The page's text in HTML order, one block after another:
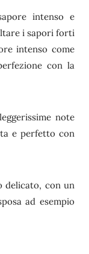
intenso e
i sapori forti
intenso come
con la
note
e perfetto con
delicato, con un
ad esempio